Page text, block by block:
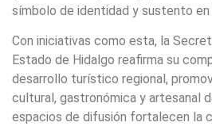
símbolo de identidad y sustento en
Con iniciativas como esta, la
Estado de Hidalgo reafirma su
desarrollo turístico regional,
cultural, gastronómica y artesanal
espacios de difusión fortalecen la